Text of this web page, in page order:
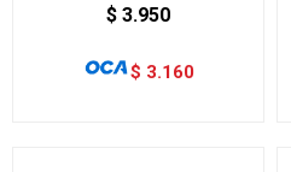
$ 3.950
$ 3.160